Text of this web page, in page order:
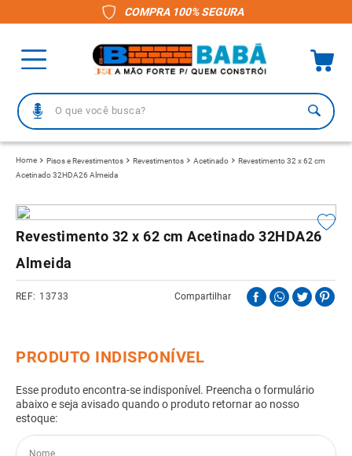
COMPRA 100% SEGURA
O que você busca?
Pisos e Revestimentos Revestimentos Acetinado
Revestimento 32 x 62 cm
Acetinado 32HDA26 Almeida
Revestimento 32 x 62 cm Acetinado 32HDA26
Almeida
13733 Compartilhar
1º piso
2º porcelanato
3 º telha
4º vaso sanitário
9º porta
10º